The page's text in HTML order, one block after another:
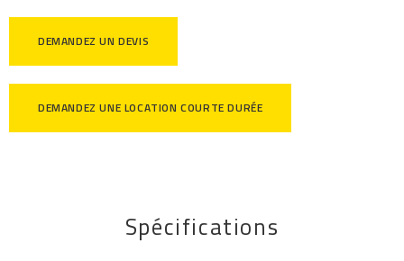
DEMANDEZ UN DEVIS
DEMANDEZ UNE LOCATION COURTE DURÉE
Spécifications